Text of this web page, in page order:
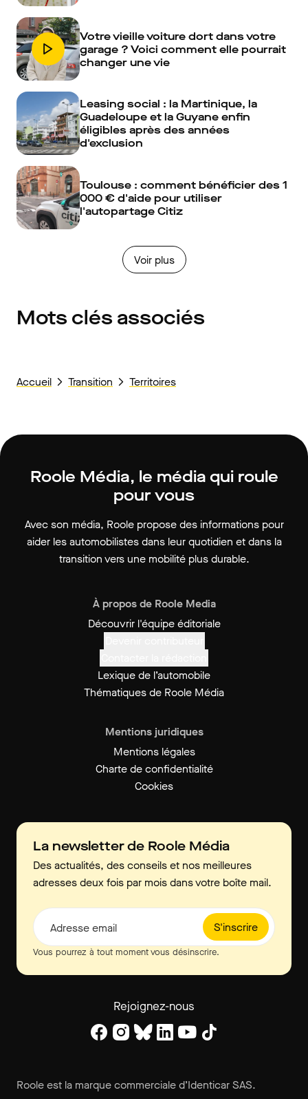
Votre vieille voiture dort dans votre
garage ? Voici comment elle pourrait
changer une vie
Leasing social : la Martinique, la
Guadeloupe et la Guyane enfin
éligibles après des années
d'exclusion
Toulouse : comment bénéficier des 1
000 € d'aide pour utiliser
l'autopartage Citiz
Voir plus
Mots clés associés
Accueil Transition Territoires
Roole Média, le média qui roule
pour vous
Avec son média, Roole propose des informations pour
aider les automobilistes dans leur quotidien et dans la
transition vers une mobilité plus durable.
À propos de Roole Media
Découvrir l'équipe éditoriale
Lexique de l’automobile
Thématiques de Roole Média
Mentions juridiques
Mentions légales
Charte de confidentialité
Cookies
La newsletter de Roole Média
Des actualités, des conseils et nos meilleures
adresses deux fois par mois dans votre boîte mail.
S'inscrire
Adresse email
Vous pourrez à tout moment vous désinscrire.
Rejoignez-nous
Roole est la marque commerciale d’Identicar SAS.